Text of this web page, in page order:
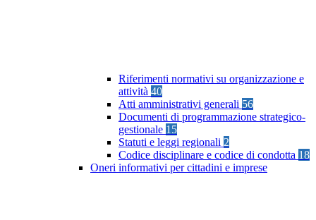
Riferimenti normativi su organizzazione e
attività 40
Atti amministrativi generali 56
Documenti di programmazione strategico-
gestionale 15
Statuti e leggi regionali 2
Codice disciplinare e codice di condotta 18
Oneri informativi per cittadini e imprese